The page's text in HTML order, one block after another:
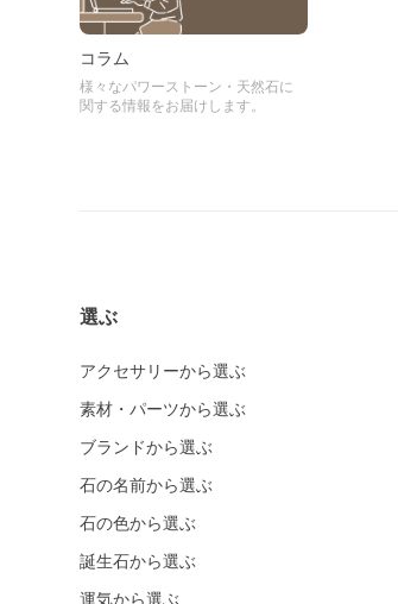
コラム
様々なパワーストーン・天然石に
関する情報をお届けします。
選ぶ
アクセサリーから選ぶ
素材・パーツから選ぶ
ブランドから選ぶ
石の名前から選ぶ
石の色から選ぶ
誕生石から選ぶ
運気から選ぶ